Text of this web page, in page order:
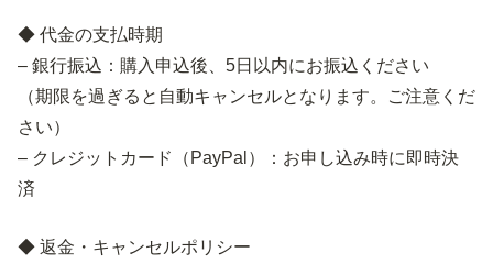
◆ 代金の支払時期
– 銀行振込：購入申込後、5日以内にお振込ください
（期限を過ぎると自動キャンセルとなります。ご注意くだ
さい）
– クレジットカード（PayPal）：お申し込み時に即時決
済
◆ 返金・キャンセルポリシー